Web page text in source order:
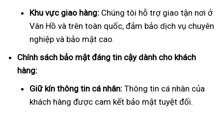
Khu vực giao hàng: Chúng tôi hỗ trợ giao tận nơi ở
Vân Hồ và trên toàn quốc, đảm bảo dịch vụ chuyên
nghiệp và bảo mật cao.
Chính sách bảo mật đáng tin cậy dành cho khách
hàng:
Giữ kín thông tin cá nhân: Thông tin cá nhân của
khách hàng được cam kết bảo mật tuyệt đối.